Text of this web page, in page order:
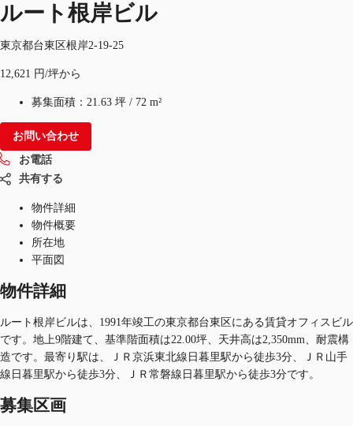
ルート根岸ビル
東京都台東区根岸2-19-25
12,621 円/坪から
募集面積： 21.63 坪 / 72 m²
お問い合わせ
お電話
共有する
物件詳細
物件概要
所在地
平面図
物件詳細
ルート根岸ビルは、1991年竣工の東京都台東区にある賃貸オフィスビル
です。地上9階建て、基準階面積は22.00坪、天井高は2,350mm、耐震構
造です。最寄り駅は、ＪＲ京浜東北線日暮里駅から徒歩3分、ＪＲ山手
線日暮里駅から徒歩3分、ＪＲ常磐線日暮里駅から徒歩3分です。
募集区画